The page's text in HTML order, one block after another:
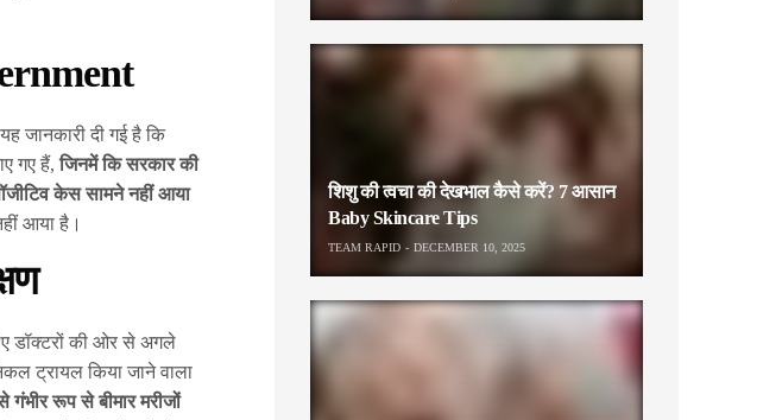
जानकारी दी गई है कि
गए हैं,जिनमें कि सरकार की
केस सामने नहीं आया
आया है।
डॉक्टरों की ओर से अगले
ट्रायल किया जाने वाला
गंभीर रूप से बीमार मरीजों
शिशु की त्वचा की देखभाल कैसे करें? 7 आसान
Baby Skincare Tips
TEAM RAPID DECEMBER 10, 2025